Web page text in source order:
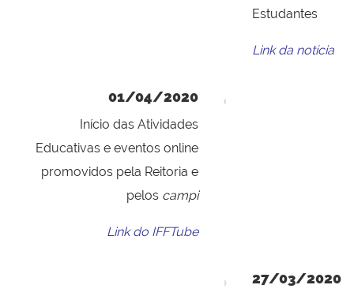
Estudantes
Link da notícia
01/04/2020
Início das Atividades
Educativas e eventos online
promovidos pela Reitoria e
pelos campi
Link do IFFTube
27/03/2020